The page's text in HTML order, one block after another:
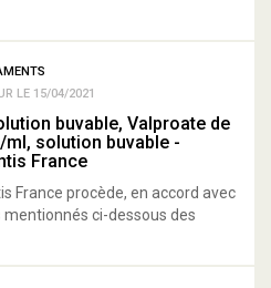
LE 15/04/2021
buvable, Valproate de
solution buvable -
France
France procède, en accord avec
mentionnés ci-dessous des